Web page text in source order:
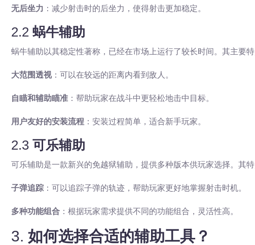
无后坐力 ：减少射击时的后坐力，使得射击更加稳定。
2.2 蜗牛辅助
蜗牛辅助以其稳定性著称，已经在市场上运行了较长时间。其主要特
大范围透视：可以在较远的距离内看到敌人。
自瞄和辅助瞄准 ：帮助玩家在战斗中更轻松地击中目标。
用户友好的安装流程 ：安装过程简单，适合新手玩家。
2.3 可乐辅助
可乐辅助是一款新兴的免越狱辅助，提供多种版本供玩家选择。其特
子弹追踪 ：可以追踪子弹的轨迹，帮助玩家更好地掌握射击时机。
多种功能组合 ：根据玩家需求提供不同的功能组合，灵活性高。
3. 如何选择合适的辅助工具？